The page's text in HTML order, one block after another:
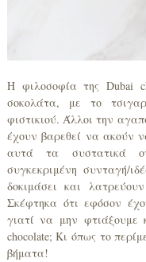
Η φιλοσοφία της Dubai
σοκολάτα, με το
φιστικιού. Άλλοι την
έχουν βαρεθεί να ακούν
αυτά τα συστατικά
συγκεκριμένη συνταγή/
δοκιμάσει και
Σκέφτηκα ότι εφόσον
γιατί να μην φτιάξουμε
chocolate; Κι όπως το
βήματα!